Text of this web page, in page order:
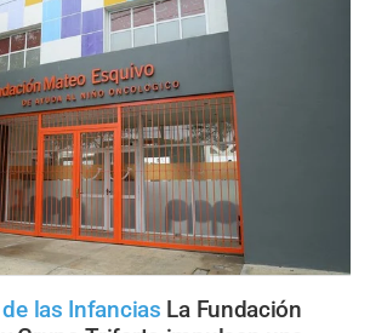
las Infancias La Fundación